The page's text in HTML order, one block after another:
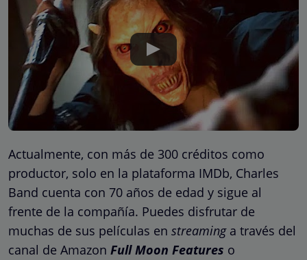
Actualmente, con más de 300 créditos como
productor, solo en la plataforma IMDb, Charles
Band cuenta con 70 años de edad y sigue al
frente de la compañía. Puedes disfrutar de
muchas de sus películas en streaminga través del
canal de Amazon Full Moon Features o